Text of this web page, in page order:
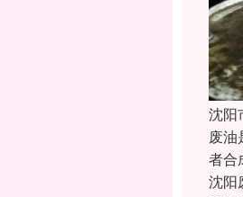
沈阳
废油
者合
沈阳